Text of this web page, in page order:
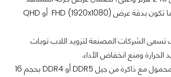
الرسومية بسلاسة مع إنهاء مشكلة التقطيع والتنتيع. كما يفضل التركيز على نوع دقة الشاشة والتي غالبًا ما تكون بدقة عرض FHD (1920x1080) أو QHD
الشركات المصنعة لتزويد اللاب توبات
لضمان تحقيق سرعة الأداء في الألعاب الثقيلة، يوصى بالحصول على حاسوب محمول مع ذاكرة من جيل DDR5 أو DDR4 بحجم 16